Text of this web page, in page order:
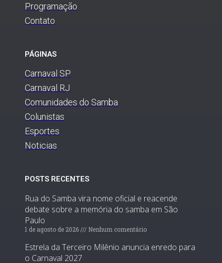
Programação
Contato
PÁGINAS
Carnaval SP
Carnaval RJ
Comunidades do Samba
Colunistas
Esportes
Noticias
POSTS RECENTES
Rua do Samba vira nome oficial e reacende
debate sobre a memória do samba em São
Paulo
1 de agosto de 2026 Nenhum comentário
Estrela da Terceiro Milênio anuncia enredo para
o Carnaval 2027